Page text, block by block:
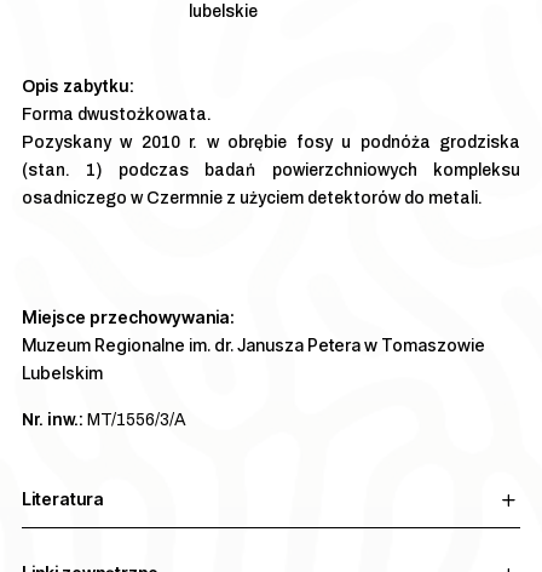
lubelskie
Forma dwustożkowata.
Pozyskany w 2010 r. w obrębie fosy u podnóża grodziska
(stan. 1) podczas badań powierzchniowych kompleksu
osadniczego w Czermnie z użyciem detektorów do metali.
Miejsce przechowywania:
Muzeum Regionalne im. dr. Janusza Petera w Tomaszowie
Lubelskim
Nr. inw.: MT/1556/3/A
Literatura